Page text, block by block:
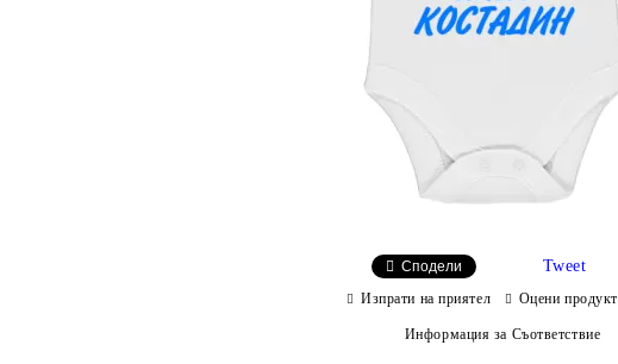
Сподели Tweet
Изпрати на приятел Оцени
Информация за Съответствие